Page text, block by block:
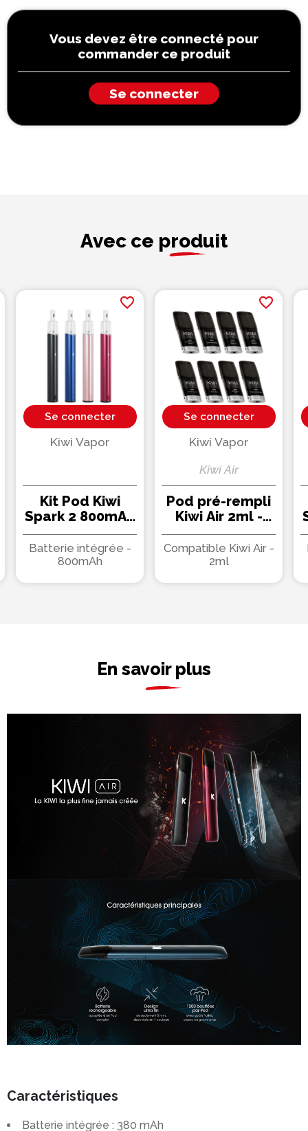
Vous devez être connecté pour
commander ce produit
Se connecter
Avec ce produit
favorite_border
Se connecter
Kiwi Vapor
Kit Pod Kiwi
Spark 2 800mAh
- Kiwi Vapor
Batterie intégrée -
800mAh
favorite_border
Se connecter
Kiwi Vapor
Kiwi Air
Pod pré-rempli
Kiwi Air 2ml -
Kiwi Vapor (pack
de 2)
Compatible Kiwi Air -
2ml
En savoir plus
Caractéristiques
Batterie intégrée : 380 mAh